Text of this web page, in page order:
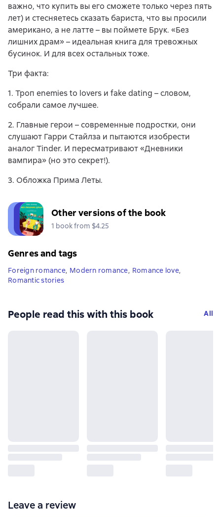
важно, что купить вы его сможете только через пять
лет) и стесняетесь сказать бариста, что вы просили
американо, а не латте – вы поймете Брук. «Без
лишних драм» – идеальная книга для тревожных
бусинок. И для всех остальных тоже.
Три факта:
1. Троп enemies to lovers и fake dating – словом,
собрали самое лучшее.
2. Главные герои – современные подростки, они
слушают Гарри Стайлза и пытаются изобрести
аналог Tinder. И пересматривают «Дневники
вампира» (но это секрет!).
3. Обложка Прима Леты.
Other versions of the book
1 book from $4.25
Genres and tags
Foreign romance, Modern romance, Romance love,
Romantic stories
People read this with this book All
Leave a review